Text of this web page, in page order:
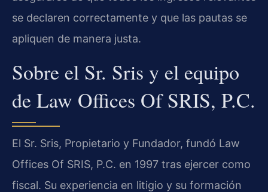
se declaren correctamente y que las pautas se
apliquen de manera justa.
Sobre el Sr. Sris y el equipo
de Law Offices Of SRIS, P.C.
El Sr. Sris, Propietario y Fundador, fundó Law
Offices Of SRIS, P.C. en 1997 tras ejercer como
fiscal. Su experiencia en litigio y su formación